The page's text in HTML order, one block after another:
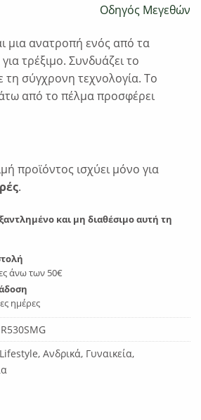
Οδηγός Μεγεθών
μια ανατροπή ενός από τα
τρέξιμο. Συνδυάζει το
τη σύγχρονη τεχνολογία. Το
από το πέλμα προσφέρει
προϊόντος ισχύει μόνο για
.
και μη διαθέσιμο αυτή τη
άνω των 50€
ημέρες
Lifestyle, Ανδρικά, Γυναικεία,